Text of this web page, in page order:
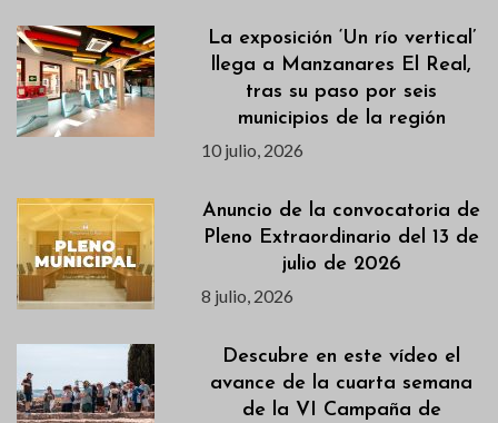
La exposición ‘Un río vertical’
llega a Manzanares El Real,
tras su paso por seis
municipios de la región
10 julio, 2026
Anuncio de la convocatoria de
Pleno Extraordinario del 13 de
julio de 2026
8 julio, 2026
Descubre en este vídeo el
avance de la cuarta semana
de la VI Campaña de